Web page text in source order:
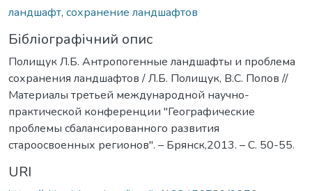
ландшафт, сохранение ландшафтов
Бібліографічний опис
Полищук Л.Б. Антропогенные ландшафты и проблема
сохранения ландшафтов / Л.Б. Полищук, В.С. Попов //
Материалы третьей международной научно-
практической конференции "Географические
проблемы сбалансированного развития
староосвоенных регионов". – Брянск,2013. – С. 50-55.
URI